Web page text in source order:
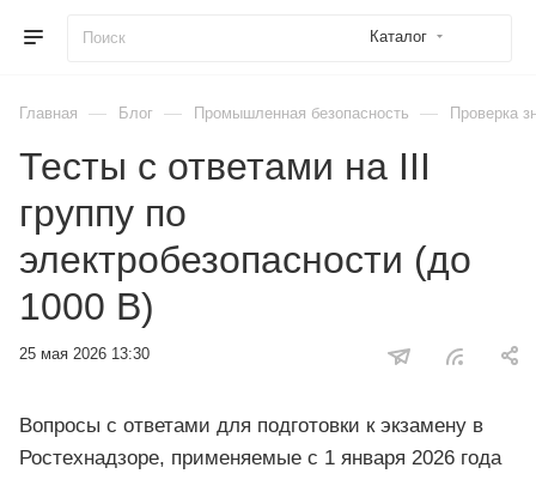
Каталог
Главная — Блог — Промышленная безопасность — Проверка
Тесты с ответами на III
группу по
электробезопасности (до
1000 В)
25 мая 2026 13:30
Вопросы с ответами для подготовки к экзамену в
Ростехнадзоре, применяемые с 1 января 2026 года